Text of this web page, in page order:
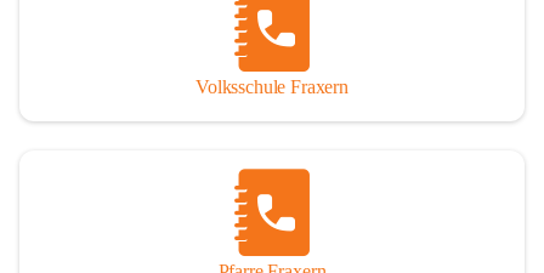
Volksschule Fraxern